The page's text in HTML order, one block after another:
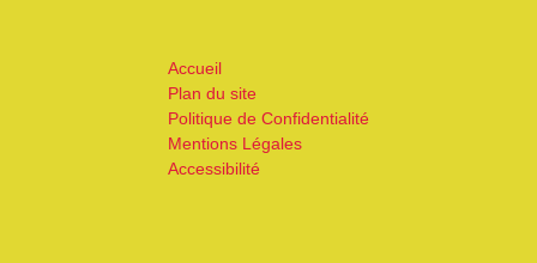
Accueil
Plan du site
Politique de Confidentialité
Mentions Légales
Accessibilité